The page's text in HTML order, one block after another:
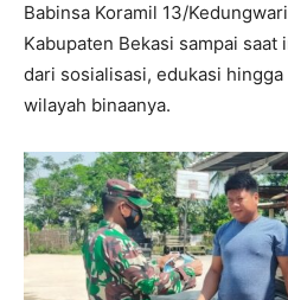
Babinsa Koramil 13/
Kabupaten Bekasi sampai
dari sosialisasi, edukasi hingga
wilayah binaanya.